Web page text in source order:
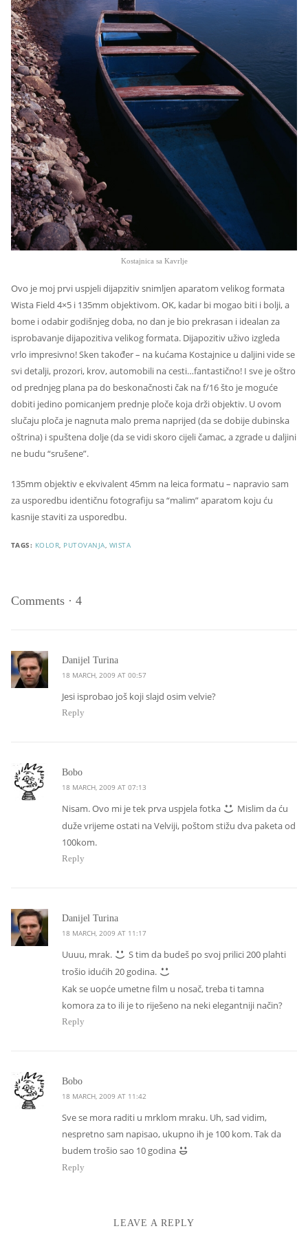
Kostajnica sa Kavrlje
Ovo je moj prvi uspjeli dijapzitiv snimljen aparatom velikog formata
Wista Field 4×5 i 135mm objektivom. OK, kadar bi mogao biti i bolji, a
bome i odabir godišnjeg doba, no dan je bio prekrasan i idealan za
isprobavanje dijapozitiva velikog formata. Dijapozitiv uživo izgleda
vrlo impresivno! Sken također – na kućama Kostajnice u daljini vide se
svi detalji, prozori, krov, automobili na cesti…fantastično! I sve je oštro
od prednjeg plana pa do beskonačnosti čak na f/16 što je moguće
dobiti jedino pomicanjem prednje ploče koja drži objektiv. U ovom
slučaju ploča je nagnuta malo prema naprijed (da se dobije dubinska
oštrina) i spuštena dolje (da se vidi skoro cijeli čamac, a zgrade u daljini
ne budu “srušene”.
135mm objektiv e ekvivalent 45mm na leica formatu – napravio sam
za usporedbu identičnu fotografiju sa “malim” aparatom koju ću
kasnije staviti za usporedbu.
TAGS: KOLOR PUTOVANJA WISTA
Comments · 4
Danijel Turinasays:
18 MARCH, 2009 AT 00:57
Jesi isprobao još koji slajd osim velvie?
Reply
Bobosays:
18 MARCH, 2009 AT 07:13
Nisam. Ovo mi je tek prva uspjela fotka
Mislim da ću
duže vrijeme ostati na Velviji, poštom stižu dva paketa od
100kom.
Reply
Danijel Turinasays:
18 MARCH, 2009 AT 11:17
Uuuu, mrak.
S tim da budeš po svoj prilici 200 plahti
trošio idućih 20 godina.
Kak se uopće umetne film u nosač, treba ti tamna
komora za to ili je to riješeno na neki elegantniji način?
Reply
Bobosays:
18 MARCH, 2009 AT 11:42
Sve se mora raditi u mrklom mraku. Uh, sad vidim,
nespretno sam napisao, ukupno ih je 100 kom. Tak da
budem trošio sao 10 godina
Reply
LEAVE A REPLY